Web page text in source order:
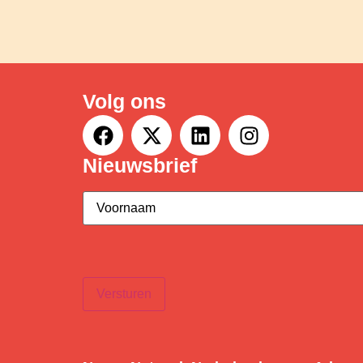
Volg ons
Nieuwsbrief
Voornaam(Vereist)
Versturen